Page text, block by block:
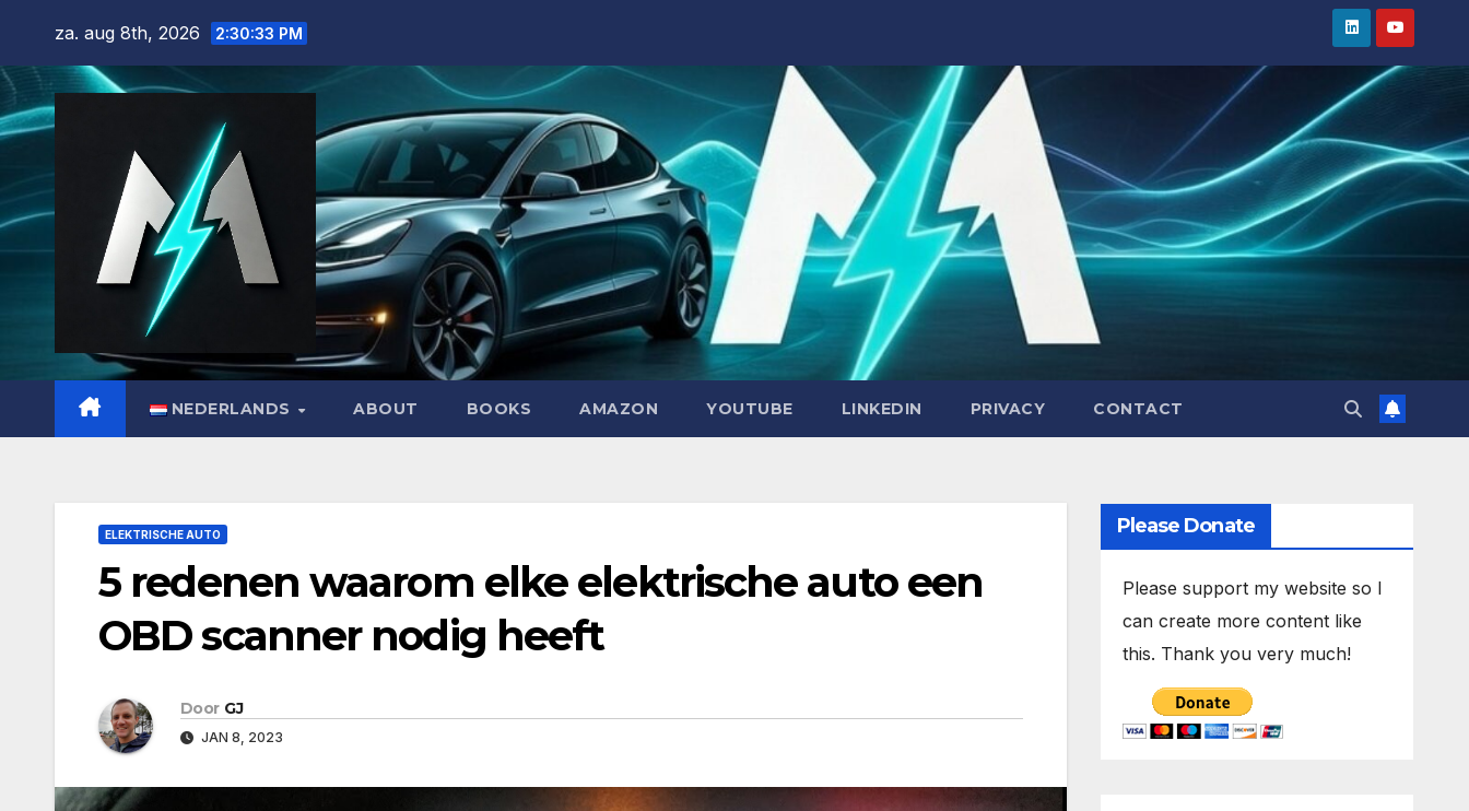
de
inhoud
za. aug 8th, 2026 2:30:34 PM
NEDERLANDS ABOUT BOOKS AMAZON YOUTUBE LINKEDIN PRIVACY CONTACT
ELEKTRISCHE AUTO
5 redenen waarom elke elektrische auto een
OBD scanner nodig heeft
Door GJ
JAN 8, 2023
Please Donate
Please support my website so I
can create more content like
this. Thank you very much!